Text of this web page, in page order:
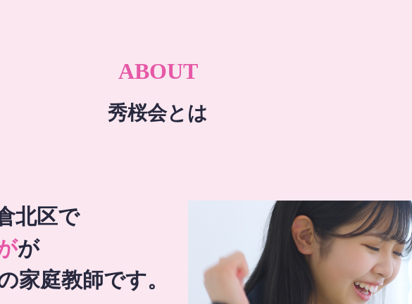
ABOUT
秀桜会とは
北区で
が
家庭教師です。